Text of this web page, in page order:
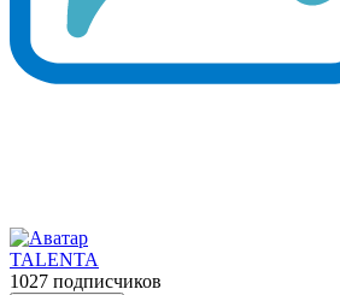
TALENTA
1027 подписчиков